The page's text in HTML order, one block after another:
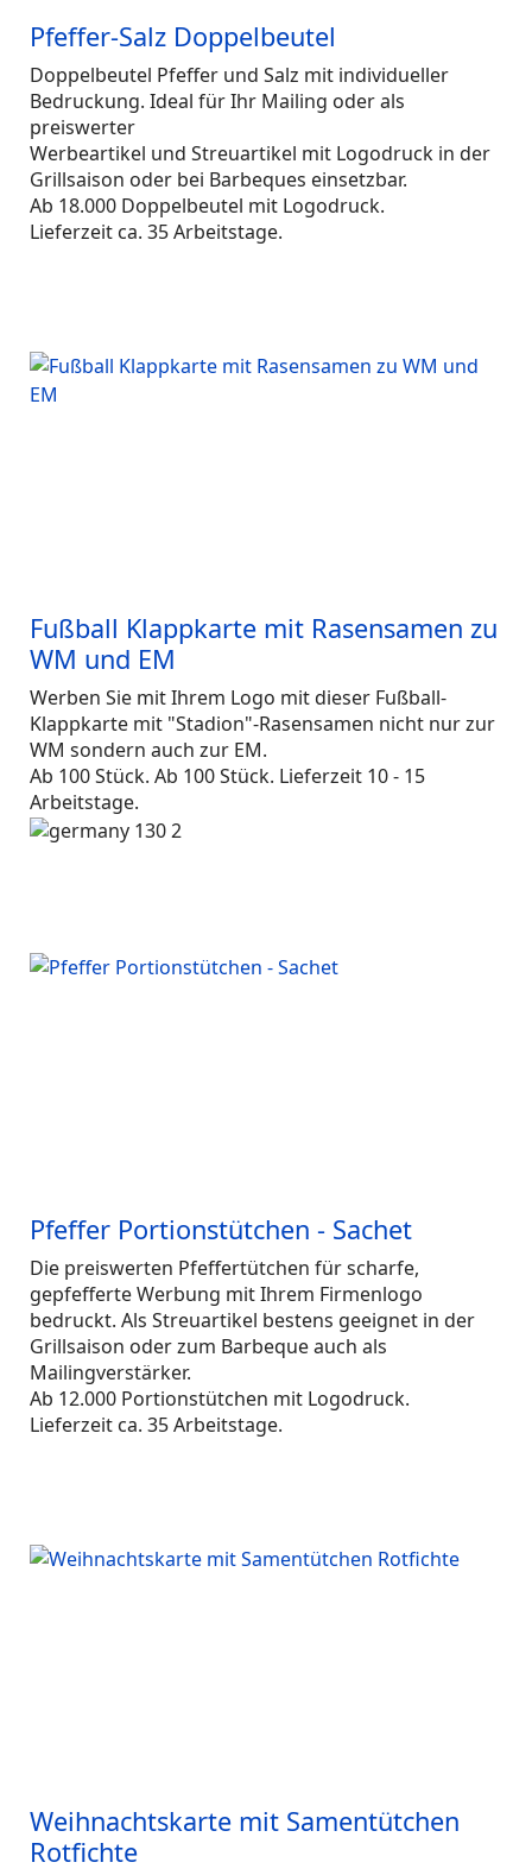
Pfeffer-Salz Doppelbeutel
Doppelbeutel Pfeffer und Salz mit individueller
Bedruckung. Ideal für Ihr Mailing oder als
preiswerter
Werbeartikel und Streuartikel mit Logodruck in der
Grillsaison oder bei Barbeques einsetzbar.
Ab 18.000 Doppelbeutel mit Logodruck.
Lieferzeit ca. 35 Arbeitstage.
Fußball Klappkarte mit Rasensamen zu
WM und EM
Werben Sie mit Ihrem Logo mit dieser Fußball-
Klappkarte mit "Stadion"-Rasensamen nicht nur zur
WM sondern auch zur EM.
Ab 100 Stück. Ab 100 Stück. Lieferzeit 10 - 15
Arbeitstage.
Pfeffer Portionstütchen - Sachet
Die preiswerten Pfeffertütchen für scharfe,
gepfefferte Werbung mit Ihrem Firmenlogo
bedruckt. Als Streuartikel bestens geeignet in der
Grillsaison oder zum Barbeque auch als
Mailingverstärker.
Ab 12.000 Portionstütchen mit Logodruck.
Lieferzeit ca. 35 Arbeitstage.
Weihnachtskarte mit Samentütchen
Rotfichte